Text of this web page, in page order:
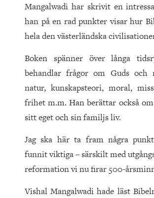
Mangalwadi har skrivit en
han på en rad punkter visar hur
hela den västerländska
Boken spänner över långa
behandlar frågor om Guds och
natur, kunskapsteori, moral,
frihet m.m. Han berättar också
sitt eget och sin familjs liv.
Jag ska här ta fram några
funnit viktiga – särskilt med
reformation vi nu firar 500-
Vishal Mangalwadi hade läst